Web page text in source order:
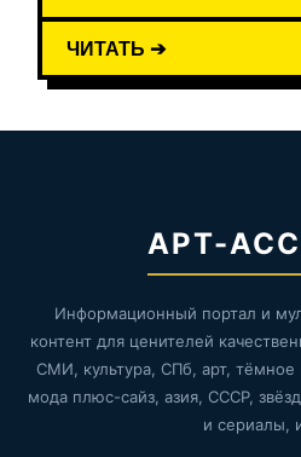
ЧИТАТЬ ➔
АРТ-
Информационный портал и
контент для ценителей
СМИ, культура, СПб, арт, тёмное
мода плюс-сайз, азия, СССР,
и сериалы,